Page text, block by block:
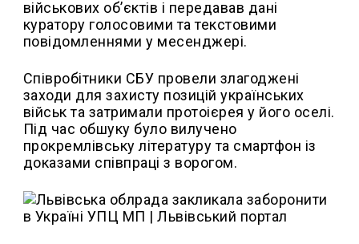
військових об’єктів і передавав дані
куратору голосовими та текстовими
повідомленнями у месенджері.
Співробітники СБУ провели злагоджені
заходи для захисту позицій українських
військ та затримали протоієрея у його оселі.
Під час обшуку було вилучено
прокремлівську літературу та смартфон із
доказами співпраці з ворогом.